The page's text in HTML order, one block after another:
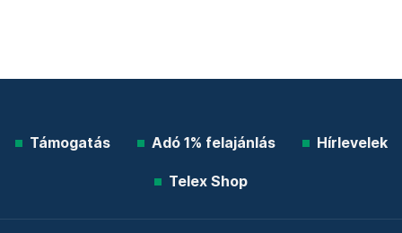
Támogatás Adó 1% felajánlás Hírlevelek
Telex Shop